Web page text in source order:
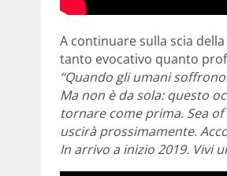
A continuare sulla scia
tanto evocativo quanto
“Quando gli umani
Ma non è da sola: questo
tornare come prima. Sea
uscirà prossimamente.
In arrivo a inizio 2019. Vivi